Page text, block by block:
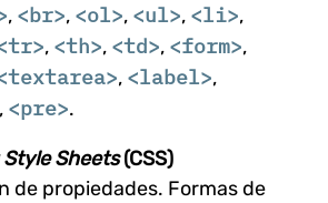
, <br>, <ol>, <ul>, <li>,
, <th>, <td>, <form>,
, <label>,
, <pre>.
Sheets(CSS)
de propiedades. Formas de